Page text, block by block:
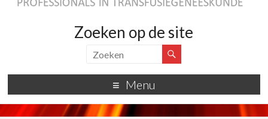
Zoeken op de site
Menu